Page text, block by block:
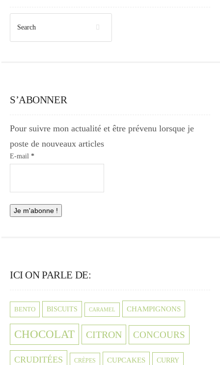
S’ABONNER
Pour suivre mon actualité et être prévenu lorsque je
poste de nouveaux articles
E-mail *
ICI ON PARLE DE:
BENTO BISCUITS CARAMEL CHAMPIGNONS
CHOCOLAT CITRON CONCOURS
CRUDITÉES CRÈPES CUPCAKES CURRY